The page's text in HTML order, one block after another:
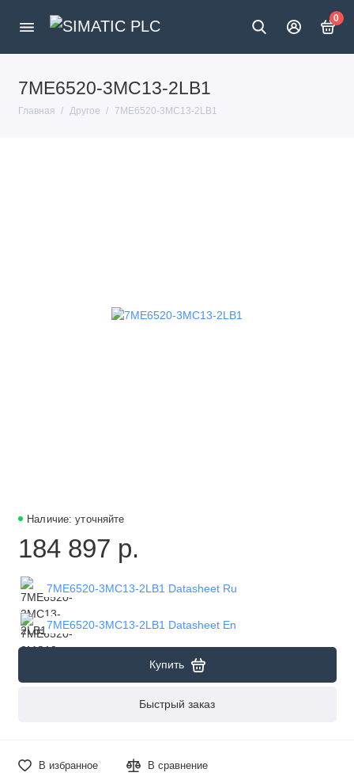
0
7ME6520-3MC13-2LB1
Главная Другое 7ME6520-3MC13-2LB1
Наличие: уточняйте
184 897 р.
7ME6520-3MC13-2LB1 Datasheet Ru
7ME6520-3MC13-2LB1 Datasheet En
Купить
Быстрый заказ
В избранное В сравнение